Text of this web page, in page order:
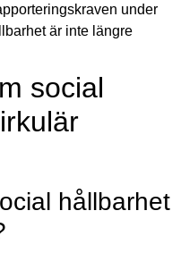
under
är inte längre
social
hållbarhet